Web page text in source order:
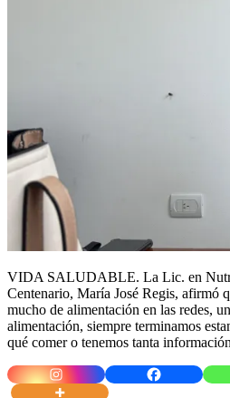
VIDA SALUDABLE. La Lic. en
Centenario, María José Regis, afirmó
mucho de alimentación en las redes,
alimentación, siempre terminamos
qué comer o tenemos tanta